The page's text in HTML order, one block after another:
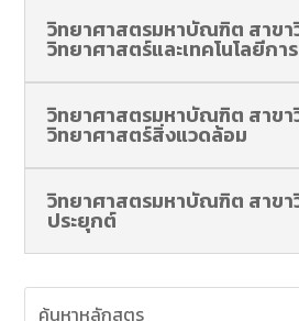
วิทยาศาสตรมหาบัณฑิต สาขา
วิทยาศาสตร์และเทคโนโลยีกา
วิทยาศาสตรมหาบัณฑิต สาขา
วิทยาศาสตร์สิ่งแวดล้อม
วิทยาศาสตรมหาบัณฑิต สาขา
ประยุกต์